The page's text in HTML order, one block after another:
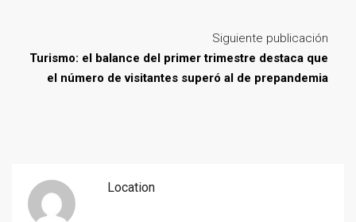
Siguiente publicación
Turismo: el balance del primer trimestre destaca que
el número de visitantes superó al de prepandemia
Location